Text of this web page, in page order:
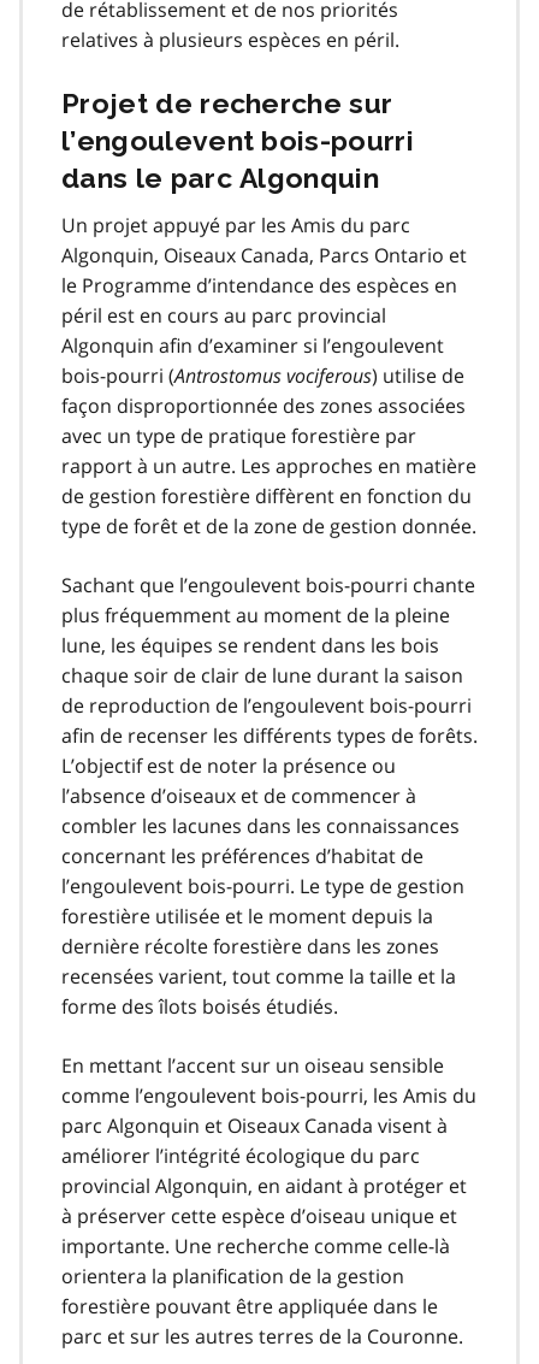
de rétablissement et de nos priorités
relatives à plusieurs espèces en péril.
Projet de recherche sur
l’engoulevent bois-pourri
dans le parc Algonquin
Un projet appuyé par les Amis du parc
Algonquin, Oiseaux Canada, Parcs Ontario et
le Programme d’intendance des espèces en
péril est en cours au parc provincial
Algonquin afin d’examiner si l’engoulevent
bois-pourri (Antrostomus vociferous) utilise de
façon disproportionnée des zones associées
avec un type de pratique forestière par
rapport à un autre. Les approches en matière
de gestion forestière diffèrent en fonction du
type de forêt et de la zone de gestion donnée.
Sachant que l’engoulevent bois-pourri chante
plus fréquemment au moment de la pleine
lune, les équipes se rendent dans les bois
chaque soir de clair de lune durant la saison
de reproduction de l’engoulevent bois-pourri
afin de recenser les différents types de forêts.
L’objectif est de noter la présence ou
l’absence d’oiseaux et de commencer à
combler les lacunes dans les connaissances
concernant les préférences d’habitat de
l’engoulevent bois-pourri. Le type de gestion
forestière utilisée et le moment depuis la
dernière récolte forestière dans les zones
recensées varient, tout comme la taille et la
forme des îlots boisés étudiés.
En mettant l’accent sur un oiseau sensible
comme l’engoulevent bois-pourri, les Amis du
parc Algonquin et Oiseaux Canada visent à
améliorer l’intégrité écologique du parc
provincial Algonquin, en aidant à protéger et
à préserver cette espèce d’oiseau unique et
importante. Une recherche comme celle-là
orientera la planification de la gestion
forestière pouvant être appliquée dans le
parc et sur les autres terres de la Couronne.